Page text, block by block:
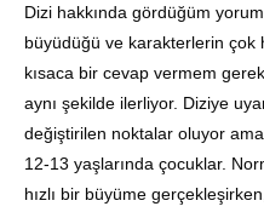
Dizi hakkında gördüğüm
büyüdüğü ve karakterlerin çok
kısaca bir cevap vermem
aynı şekilde ilerliyor. Diziye
değiştirilen noktalar oluyor
12-13 yaşlarında çocuklar.
hızlı bir büyüme